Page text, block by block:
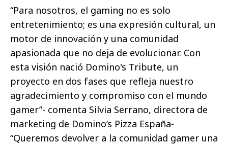
“Para nosotros, el gaming no es solo
entretenimiento; es una expresión cultural, un
motor de innovación y una comunidad
apasionada que no deja de evolucionar. Con
esta visión nació Domino's Tribute, un
proyecto en dos fases que refleja nuestro
agradecimiento y compromiso con el mundo
gamer”- comenta Silvia Serrano, directora de
marketing de Domino’s Pizza España-
“Queremos devolver a la comunidad gamer una